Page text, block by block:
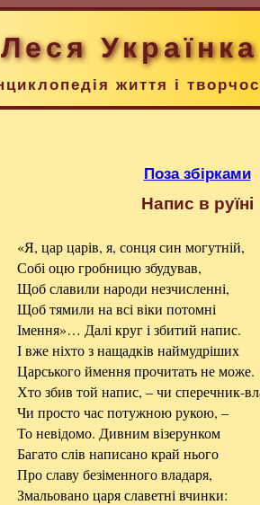
Леся Українка
життя і
Поза збірками
Напис в руїні
«Я, цар царів, я, сонця син могутній,
Собі оцю гробницю збудував,
Щоб славили народи незчисленні,
Щоб тямили на всі віки потомні
Імення»… Далі круг і збитий напис.
І вже ніхто з нащадків наймудріших
Царського ймення прочитать не може.
Хто збив той напис, – чи сперечник-
Чи просто час потужною рукою, –
То невідомо. Дивним візерунком
Багато слів написано край нього
Про славу безіменного владаря,
Змальовано царя славетні вчинки: